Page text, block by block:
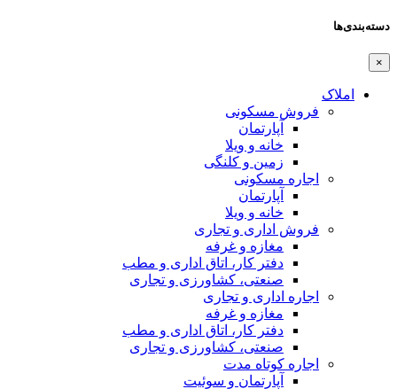
دسته‌بندی‌ها
×
املاک
فروش مسکونی
آپارتمان
خانه و ویلا
زمین و کلنگی
اجاره مسکونی
آپارتمان
خانه و ویلا
فروش اداری و تجاری
مغازه و غرفه
دفتر کار، اتاق اداری و مطب
صنعتی،‌ کشاورزی و تجاری
اجاره اداری و تجاری
مغازه و غرفه
دفتر کار، اتاق اداری و مطب
صنعتی،‌ کشاورزی و تجاری
اجاره کوتاه مدت
آپارتمان و سوئیت